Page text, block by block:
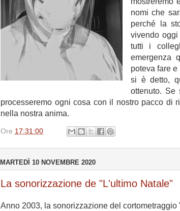
nomi che
perché la
vivendo
tutti i
emergenza
poteva fare
si è detto,
ottenuto. Se
processeremo ogni cosa con il nostro pacco di
nella nostra anima.
Ore 17:31:00
MARTEDÌ 10 NOVEMBRE 2020
La sonorizzazione de "L'ultimo Natale"
Anno 2003, la sonorizzazione del